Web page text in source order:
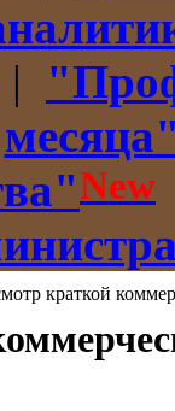
|
New
краткой